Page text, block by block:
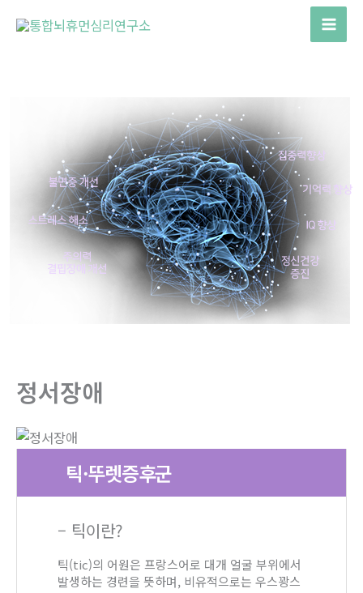
Main
정서장애
틱·뚜렛증후군
– 틱이란?
틱(tic)의 어원은 프랑스어로 대개 얼굴 부위에서
발생하는 경련을 뜻하며, 비유적으로는 우스꽝스